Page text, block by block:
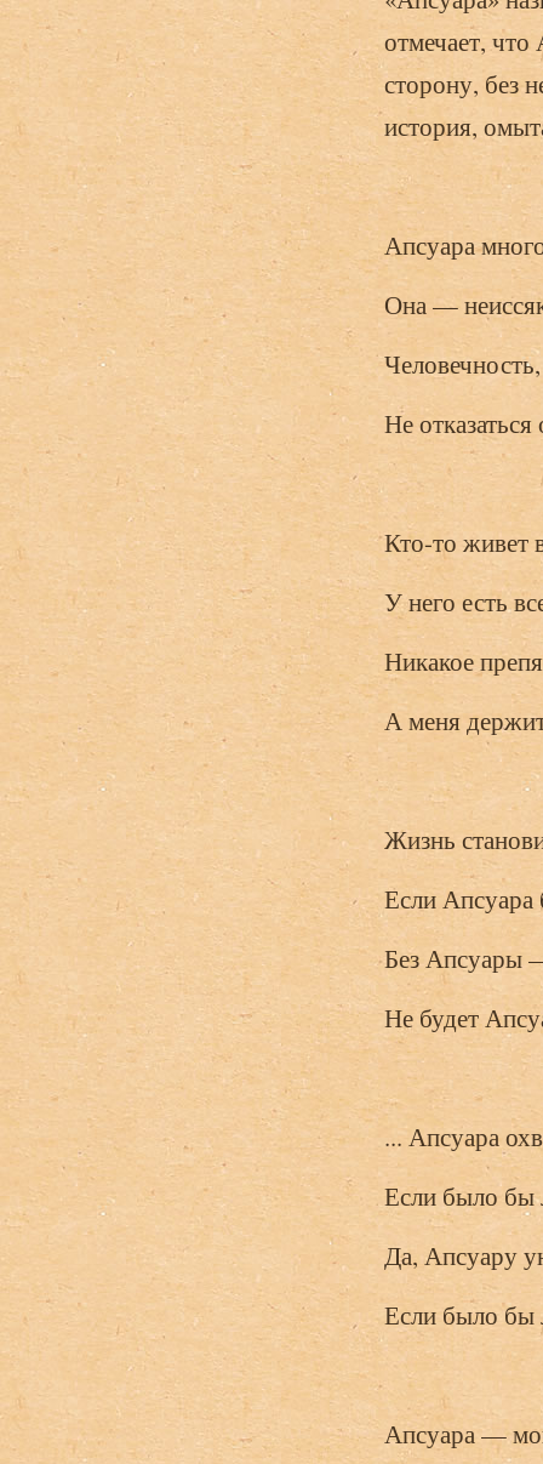
отмечает, что
сторону, без
история,
Апсуара
Она —
Не отказаться
Кто-то живет
У него есть
Никакое
А меня
Жизнь
Если Апсуара
Без Апсуары
Не будет
... Апсуара
Если было бы
Да, Апсуару
Если было бы
Апсуара —